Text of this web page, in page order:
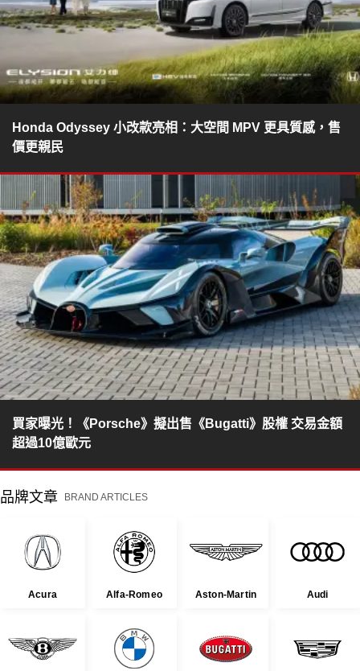
Honda Odyssey 小改款亮相：大空間 MPV 更具質感，售
價更親民
買家曝光！《Porsche》擬出售《Bugatti》股權 交易金額
超過10億歐元
品牌文章 BRAND ARTICLES
Acura Alfa-Romeo Aston-Martin Audi